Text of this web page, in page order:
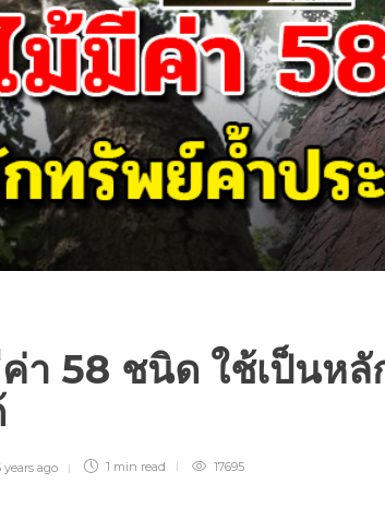
า 58 ชนิด ใช้เป็นห
years ago 1 min read 17695